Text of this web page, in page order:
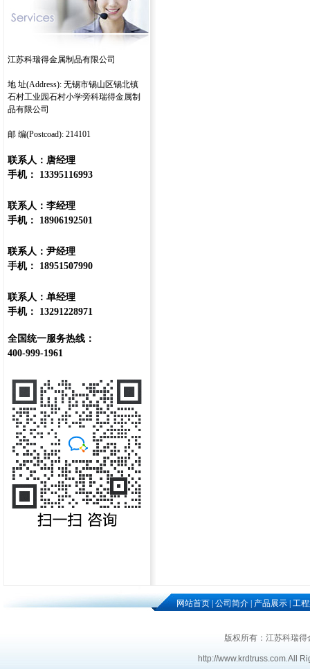
江苏科瑞得金属制品有限公司
地 址(Address): 无锡市锡山区锡北镇
石村工业园石村小学旁科瑞得金属制
品有限公司
邮 编(Postcoad): 214101
联系人：唐经理
手机： 13395116993
联系人：李经理
手机： 18906192501
联系人：尹经理
手机： 18951507990
联系人：单经理
手机： 13291228971
全国统一服务热线：
400-999-1961
网站首页|公司简介|产品展示|工
版权所有：江苏科瑞
http://www.krdtruss.com.All